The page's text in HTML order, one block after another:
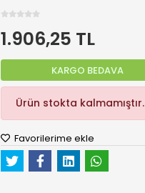
1.906,25 TL
KARGO BEDAVA
Ürün stokta kalmamıştır.
Favorilerime ekle